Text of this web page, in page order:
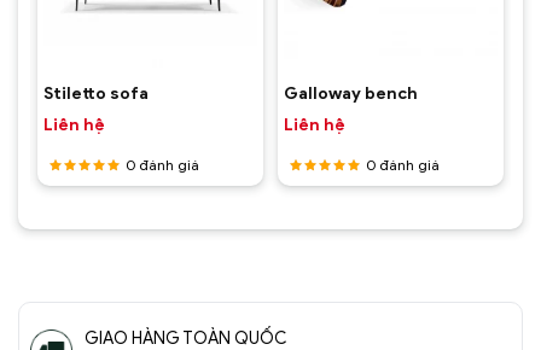
Stiletto sofa
Liên hệ
Được
55 sao
0 đánh giá
Galloway bench
Liên hệ
Được
55 sao
0 đánh giá
GIAO HÀNG TOÀN QUỐC